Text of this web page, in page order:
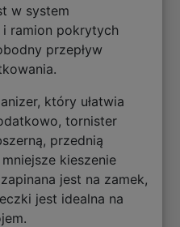
w system
ramion pokrytych
przepływ
który ułatwia
tornister
przednią
kieszenie
jest na zamek,
jest idealna na